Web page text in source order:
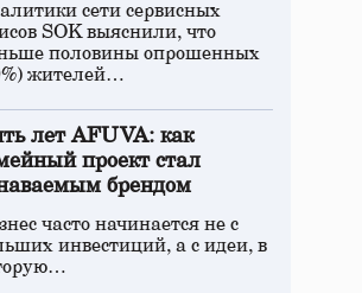
сети сервисных
SOK выяснили, что
половины опрошенных
жителей…
лет AFUVA: как
проект стал
брендом
часто начинается не с
инвестиций, а с идеи, в